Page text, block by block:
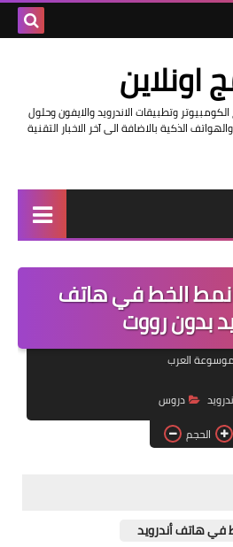
اونلاين
وتطبيقات الاندرويد والايفون وحلول
الذكية بالاضافة الى آخر الاخبار التقنية
مراجعات
حماية
اندرويد
آيفون
ويندوز
انترنت
نمط الخط في هاتف
بدون رووت
موسوعة العرب
دروس
الحجم
في هاتف أندرويد